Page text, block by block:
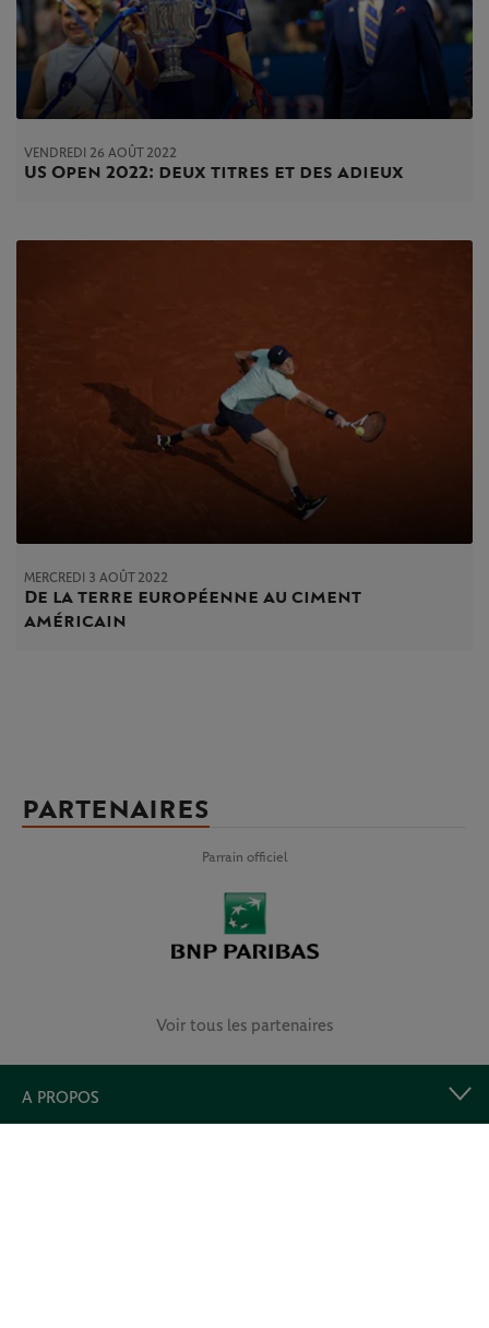
VENDREDI 26 AOÛT 2022
US Open 2022: deux titres et des adieux
MERCREDI 3 AOÛT 2022
De la terre européenne au ciment
américain
PARTENAIRES
Parrain officiel
Voir tous les partenaires
A PROPOS